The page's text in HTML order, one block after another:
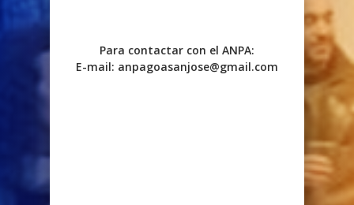
Para contactar con el ANPA:
E-mail: anpagoasanjose@gmail.com